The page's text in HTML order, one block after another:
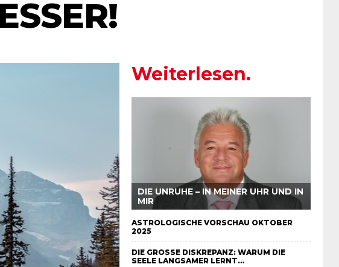
Weiterlesen.
DIE UNRUHE – IN MEINER UHR UND IN
MIR
ASTROLOGISCHE VORSCHAU OKTOBER
2025
DIE GROSSE DISKREPANZ: WARUM DIE S
EELE LANGSAMER LERNT…